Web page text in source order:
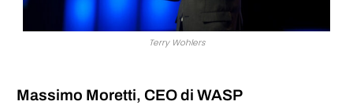
Terry Wohlers
Massimo Moretti, CEO di WASP